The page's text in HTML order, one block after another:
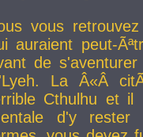
vous
auraient peut-
de
La Â«Â
Cthulhu et
d'y rester